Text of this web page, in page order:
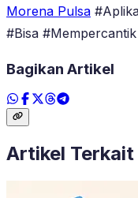
Morena Pulsa
#Bisa
Bagikan Artikel
Artikel Terkait